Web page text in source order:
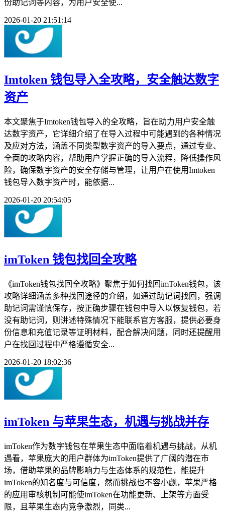
份助记词等内容，为用户安全使...
2026-01-20 21:51:14
Imtoken 钱包导入全攻略，安全触达数字
资产
本文聚焦于Imtoken钱包导入的全攻略，旨在助力用户安全触
达数字资产，它详细介绍了在导入过程中可能遇到的各种情况
及应对方法，涵盖不同类型数字资产的导入要点，通过专业、
全面的攻略内容，帮助用户掌握正确的导入流程，降低操作风
险，确保数字资产的安全存储与管理，让用户在使用Imtoken
钱包导入数字资产时，能依据...
2026-01-20 20:54:05
imToken 钱包找回全攻略
《imToken钱包找回全攻略》聚焦于如何找回imToken钱包，该
攻略详细涵盖多种找回途径的介绍，如通过助记词找回，强调
助记词需谨慎保存，按正确步骤在钱包中导入以恢复钱包，若
没有助记词，则讲述特殊情况下能联系官方客服，提供必要身
份信息和充值记录等证明材料，配合解决问题，同时还提醒用
户在找回过程中严格遵循安全...
2026-01-20 18:02:36
imToken 与苹果生态，机遇与挑战并存
imToken作为数字钱包在苹果生态中面临着机遇与挑战，从机
遇看，苹果庞大的用户群体为imToken提供了广阔的潜在市
场，借助苹果的品牌影响力与生态体系的规范性，能提升
imToken的知名度与可信度，然而挑战也不容小觑，苹果严格
的应用审核机制可能使imToken在功能更新、上架等方面受
限，且苹果生态内竞争激烈，同类...